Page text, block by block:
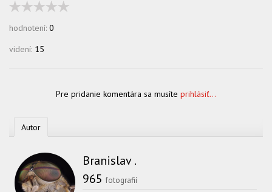
hodnotení: 0
videní: 15
Pre pridanie komentára sa musíte prihlásiť...
Autor
Branislav .
965 fotografií